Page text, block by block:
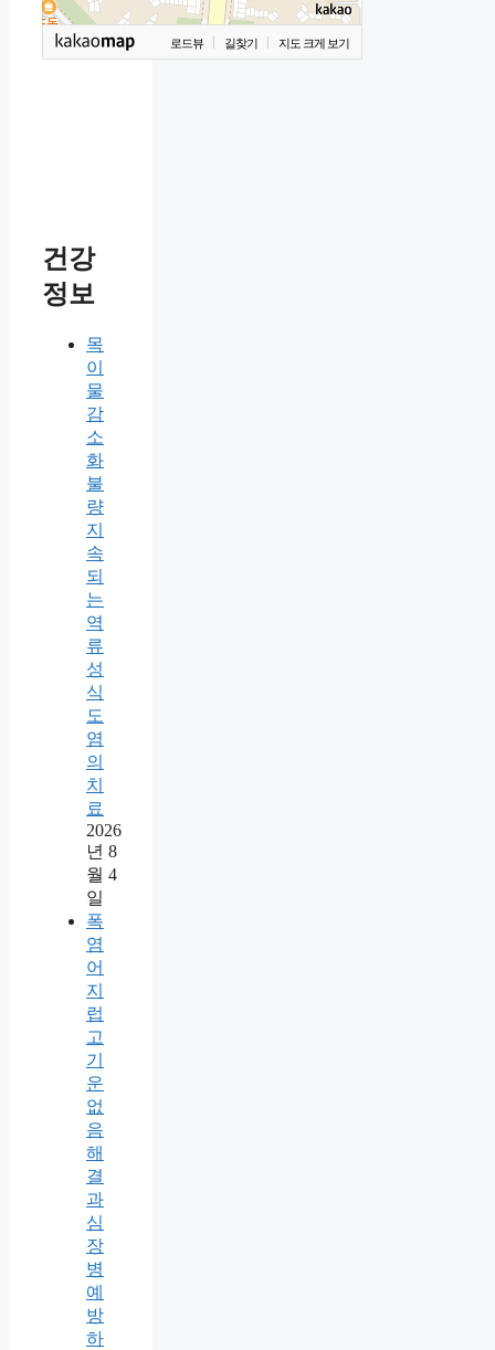
로드뷰 길찾기 지도 크게 보기
건강
정보
목
이
물
감
소
화
불
량
지
속
되
는
역
류
성
식
도
염
의
치
료
2026
년 8
월 4
일
폭
염
어
지
럽
고
기
운
없
음
해
결
과
심
장
병
예
방
하